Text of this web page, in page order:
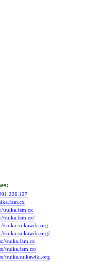
suika.fam.cx
suika.fam.cx/
suika.suikawiki.org
suika.suikawiki.org/
suika.fam.cx
suika.fam.cx/
suika.suikawiki.org